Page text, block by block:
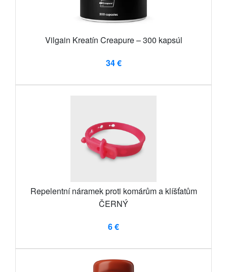
Vilgain Kreatín Creapure – 300 kapsúl
34 €
Repelentní náramek proti komárům a klíšťatům
ČERNÝ
6 €